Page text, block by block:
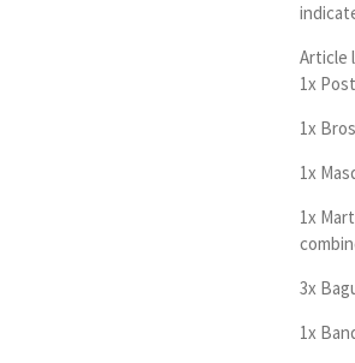
Article
1x
1x
1x
1x
3x
1x